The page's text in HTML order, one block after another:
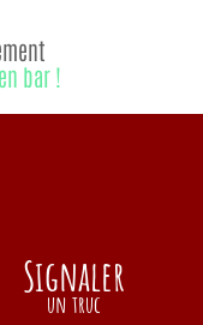
bar !
Signaler
un truc